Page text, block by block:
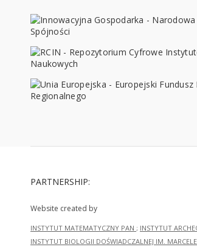
PARTNERSHIP:
Website created by
INSTYTUT MATEMATYCZNY PAN ; INSTYTUT
INSTYTUT BIOLOGII DOŚWIADCZALNEJ IM.